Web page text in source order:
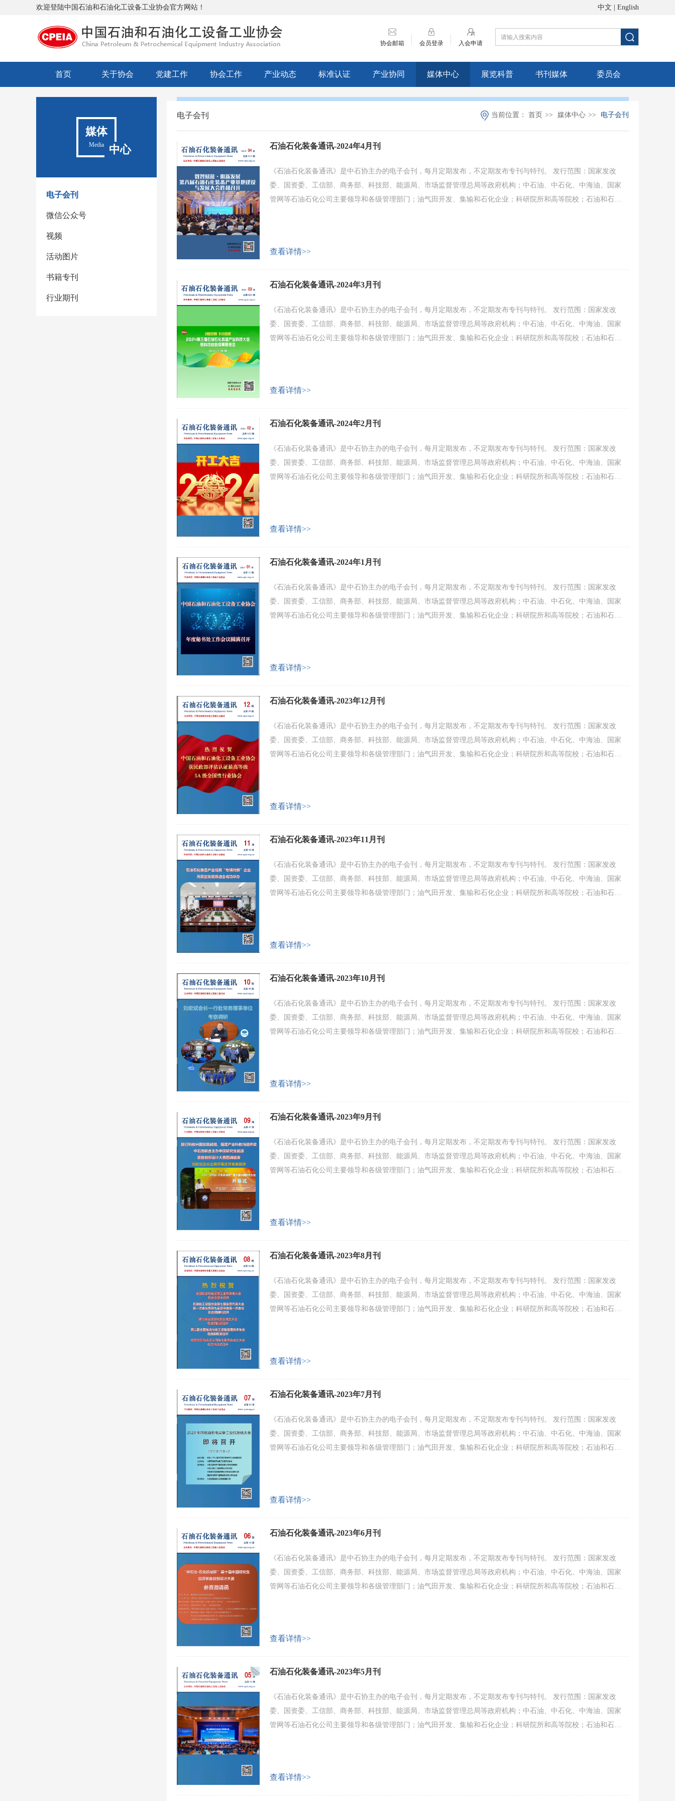
欢迎登陆中国石油和石油化工设备工业协会官方网站！ 中文 English
协会邮箱 会员登录 入会申请
首页 关于协会 党建工作 协会工作 产业动态 标准认证 产业协同 媒体中心 展览科普 书刊媒体 委员会
媒体
Media 中心
电子会刊
微信公众号
视频
活动图片
书籍专刊
行业期刊
电子会刊 当前位置： 首页 >> 媒体中心 >> 电子会刊
石油石化装备通讯-2024年4月刊
《石油石化装备通讯》是中石协主办的电子会刊，每月定期发布，不定期发布专刊与特刊。 发行范围：国家发改
委、国资委、工信部、商务部、科技部、能源局、市场监督管理总局等政府机构；中石油、中石化、中海油、国家
管网等石油石化公司主要领导和各级管理部门；油气田开发、集输和石化企业；科研院所和高等院校；石油和石油
查看详情>>
石油石化装备通讯-2024年3月刊
《石油石化装备通讯》是中石协主办的电子会刊，每月定期发布，不定期发布专刊与特刊。 发行范围：国家发改
委、国资委、工信部、商务部、科技部、能源局、市场监督管理总局等政府机构；中石油、中石化、中海油、国家
管网等石油石化公司主要领导和各级管理部门；油气田开发、集输和石化企业；科研院所和高等院校；石油和石油
查看详情>>
石油石化装备通讯-2024年2月刊
《石油石化装备通讯》是中石协主办的电子会刊，每月定期发布，不定期发布专刊与特刊。 发行范围：国家发改
委、国资委、工信部、商务部、科技部、能源局、市场监督管理总局等政府机构；中石油、中石化、中海油、国家
管网等石油石化公司主要领导和各级管理部门；油气田开发、集输和石化企业；科研院所和高等院校；石油和石油
查看详情>>
石油石化装备通讯-2024年1月刊
《石油石化装备通讯》是中石协主办的电子会刊，每月定期发布，不定期发布专刊与特刊。 发行范围：国家发改
委、国资委、工信部、商务部、科技部、能源局、市场监督管理总局等政府机构；中石油、中石化、中海油、国家
管网等石油石化公司主要领导和各级管理部门；油气田开发、集输和石化企业；科研院所和高等院校；石油和石油
查看详情>>
石油石化装备通讯-2023年12月刊
《石油石化装备通讯》是中石协主办的电子会刊，每月定期发布，不定期发布专刊与特刊。 发行范围：国家发改
委、国资委、工信部、商务部、科技部、能源局、市场监督管理总局等政府机构；中石油、中石化、中海油、国家
管网等石油石化公司主要领导和各级管理部门；油气田开发、集输和石化企业；科研院所和高等院校；石油和石油
查看详情>>
石油石化装备通讯-2023年11月刊
《石油石化装备通讯》是中石协主办的电子会刊，每月定期发布，不定期发布专刊与特刊。 发行范围：国家发改
委、国资委、工信部、商务部、科技部、能源局、市场监督管理总局等政府机构；中石油、中石化、中海油、国家
管网等石油石化公司主要领导和各级管理部门；油气田开发、集输和石化企业；科研院所和高等院校；石油和石油
查看详情>>
石油石化装备通讯-2023年10月刊
《石油石化装备通讯》是中石协主办的电子会刊，每月定期发布，不定期发布专刊与特刊。 发行范围：国家发改
委、国资委、工信部、商务部、科技部、能源局、市场监督管理总局等政府机构；中石油、中石化、中海油、国家
管网等石油石化公司主要领导和各级管理部门；油气田开发、集输和石化企业；科研院所和高等院校；石油和石油
查看详情>>
石油石化装备通讯-2023年9月刊
《石油石化装备通讯》是中石协主办的电子会刊，每月定期发布，不定期发布专刊与特刊。 发行范围：国家发改
委、国资委、工信部、商务部、科技部、能源局、市场监督管理总局等政府机构；中石油、中石化、中海油、国家
管网等石油石化公司主要领导和各级管理部门；油气田开发、集输和石化企业；科研院所和高等院校；石油和石油
查看详情>>
石油石化装备通讯-2023年8月刊
《石油石化装备通讯》是中石协主办的电子会刊，每月定期发布，不定期发布专刊与特刊。 发行范围：国家发改
委、国资委、工信部、商务部、科技部、能源局、市场监督管理总局等政府机构；中石油、中石化、中海油、国家
管网等石油石化公司主要领导和各级管理部门；油气田开发、集输和石化企业；科研院所和高等院校；石油和石油
查看详情>>
石油石化装备通讯-2023年7月刊
《石油石化装备通讯》是中石协主办的电子会刊，每月定期发布，不定期发布专刊与特刊。 发行范围：国家发改
委、国资委、工信部、商务部、科技部、能源局、市场监督管理总局等政府机构；中石油、中石化、中海油、国家
管网等石油石化公司主要领导和各级管理部门；油气田开发、集输和石化企业；科研院所和高等院校；石油和石油
查看详情>>
石油石化装备通讯-2023年6月刊
《石油石化装备通讯》是中石协主办的电子会刊，每月定期发布，不定期发布专刊与特刊。 发行范围：国家发改
委、国资委、工信部、商务部、科技部、能源局、市场监督管理总局等政府机构；中石油、中石化、中海油、国家
管网等石油石化公司主要领导和各级管理部门；油气田开发、集输和石化企业；科研院所和高等院校；石油和石油
查看详情>>
石油石化装备通讯-2023年5月刊
《石油石化装备通讯》是中石协主办的电子会刊，每月定期发布，不定期发布专刊与特刊。 发行范围：国家发改
委、国资委、工信部、商务部、科技部、能源局、市场监督管理总局等政府机构；中石油、中石化、中海油、国家
管网等石油石化公司主要领导和各级管理部门；油气田开发、集输和石化企业；科研院所和高等院校；石油和石油
查看详情>>